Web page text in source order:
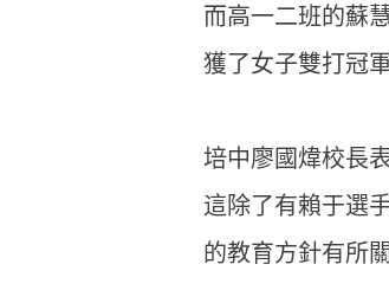
而高一二班的蘇
獲了女子雙打冠軍
培中廖國煒校長表
這除了有賴于選
的教育方針有所關